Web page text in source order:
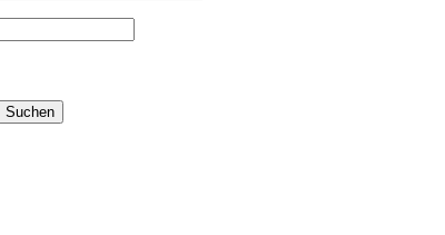
Suchen